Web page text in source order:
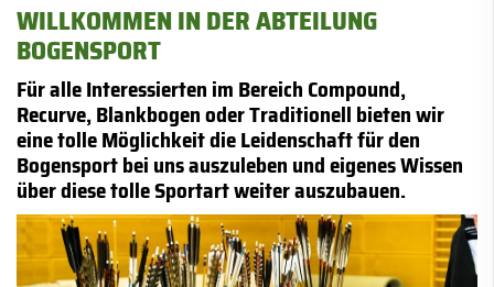
WILLKOMMEN IN DER ABTEILUNG
BOGENSPORT
Für alle Interessierten im Bereich Compound,
Recurve, Blankbogen oder Traditionell bieten wir
eine tolle Möglichkeit die Leidenschaft für den
Bogensport bei uns auszuleben und eigenes Wissen
über diese tolle Sportart weiter auszubauen.